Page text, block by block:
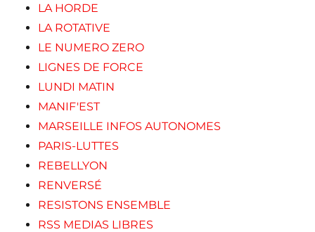
LA HORDE
LA ROTATIVE
LE NUMERO ZERO
LIGNES DE FORCE
LUNDI MATIN
MANIF'EST
MARSEILLE INFOS AUTONOMES
PARIS-LUTTES
REBELLYON
RENVERSÉ
RESISTONS ENSEMBLE
RSS MEDIAS LIBRES